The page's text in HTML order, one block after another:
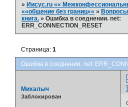
»Иисус.ru ««
««общение без границ«« »
книга. »Ошибка в соеднении. net:
ERR_CONNECTION_RESET
Ошибка в соеднении. net:
Страница:1
Михалыч
Заблокирован